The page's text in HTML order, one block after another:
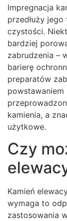
Impregnacja
przedłuży
czystości.
bardziej
zabrudzenia –
barierę
preparatów
powstawaniem
kamienia, a
użytkowe.
Czy
Kamień
wymaga to
zastosowania